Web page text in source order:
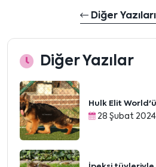
Diğer
Diğer Yazılar
Hulk Elit
28 Şubat 2024